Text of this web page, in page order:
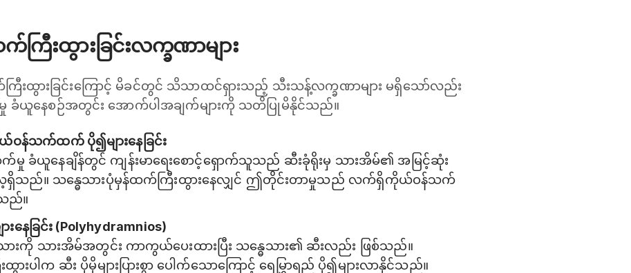
ကြီးထွားခြင်းလက္ခဏာများ
ကြီးထွားခြင်းကြောင့် မိခင်တွင် သိသာထင်ရှားသည့် သီးသန့်လက္ခဏာများ မရှိသော်လည်း
ခံယူနေစဉ်အတွင်း အောက်ပါအချက်များကို သတိပြုမိနိုင်သည်။
ဝန်သက်ထက် ပို၍များနေခြင်း
က်မှု ခံယူနေချိန်တွင် ကျန်းမာရေးစောင့်ရှောက်သူသည် ဆီးခုံရိုးမှ သားအိမ်၏ အမြင့်ဆုံး
ရှိသည်။ သန္ဓေသားပုံမှန်ထက်ကြီးထွားနေလျှင် ဤတိုင်းတာမှုသည် လက်ရှိကိုယ်ဝန်သက်
ည်။
နေခြင်း (Polyhydramnios)
ားကို သားအိမ်အတွင်း ကာကွယ်ပေးထားပြီး သန္ဓေသား၏ ဆီးလည်း ဖြစ်သည်။
ားပါက ဆီး ပိုမိုများပြားစွာ ပေါက်သောကြောင့် ရေမြွှာရည် ပို၍များလာနိုင်သည်။